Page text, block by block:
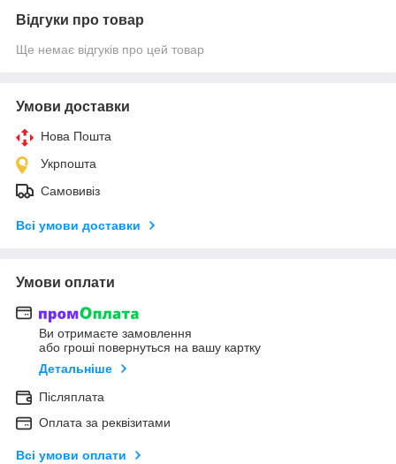
Відгуки про товар
Ще немає відгуків про цей товар
Умови доставки
Нова Пошта
Укрпошта
Самовивіз
Всі умови доставки
Умови оплати
Ви отримаєте замовлення
або гроші повернуться на вашу картку
Детальніше
Післяплата
Оплата за реквізитами
Всі умови оплати